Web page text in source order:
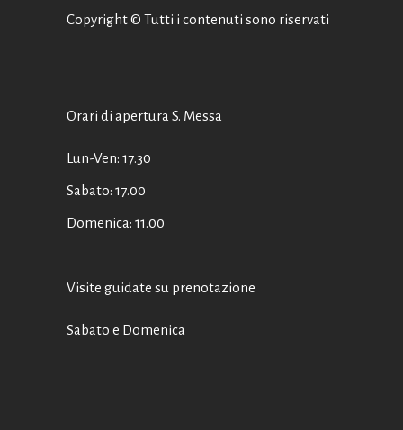
Copyright © Tutti i contenuti sono riservati
Orari di apertura S. Messa
Lun-Ven: 17.30
Sabato: 17.00
Domenica: 11.00
Visite guidate su prenotazione
Sabato e Domenica